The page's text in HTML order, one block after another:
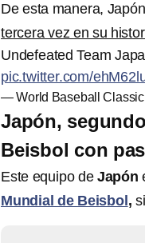
De esta manera,
tercera vez en su
Undefeated Team
pic.twitter.com/
— World Baseball
Japón,
Beisbol con
Este equipo de Japón
Mundial de Beisbol ,